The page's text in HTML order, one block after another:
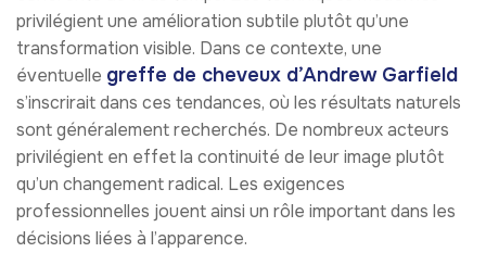
privilégient une amélioration subtile plutôt qu’une
transformation visible. Dans ce contexte, une
éventuelle greffe de cheveux d’Andrew Garfield
s’inscrirait dans ces tendances, où les résultats naturels
sont généralement recherchés. De nombreux acteurs
privilégient en effet la continuité de leur image plutôt
qu’un changement radical. Les exigences
professionnelles jouent ainsi un rôle important dans les
décisions liées à l’apparence.